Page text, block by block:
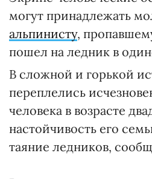
могут принадлежать
альпинисту,
пошел на ледник в
В сложной и горькой
переплелись
человека в возрасте
настойчивость его
таяние ледников,